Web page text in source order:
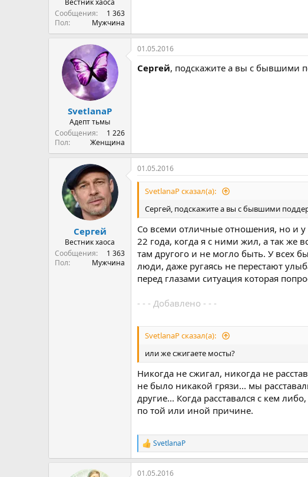
Сообщения
1 363
Пол
Мужчина
SvetlanaP
Адепт тьмы
Сообщения
1 226
Пол
Женщина
01.05.2016
Сергей, подскажите а вы с бывшими
Сергей
Вестник хаоса
Сообщения
1 363
Пол
Мужчина
01.05.2016
SvetlanaP сказал(а):
Сергей, подскажите а вы с бывшими
Со всеми отличные отношения, но и
22 года, когда я с ними жил, а так же
там другого и не могло быть. У всех
люди, даже ругаясь не перестают
перед глазами ситуация которая
- - - Добавлено - - -
SvetlanaP сказал(а):
или же сжигаете мосты?
Никогда не сжигал, никогда не
не было никакой грязи... мы
другие... Когда расставался с кем
по той или иной причине.
Р
е
а
SvetlanaP
01.05.2016